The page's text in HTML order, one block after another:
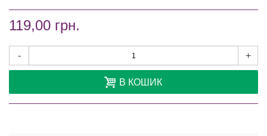
119,00 грн.
- +
В КОШИК